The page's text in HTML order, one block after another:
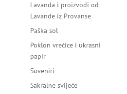
Lavanda i proizvodi od
Lavande iz Provanse
Paška sol
Poklon vrećice i ukrasni
papir
Suveniri
Sakralne svijeće